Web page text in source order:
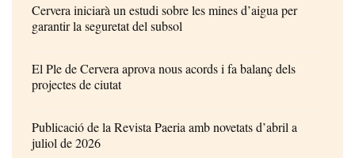
Cervera iniciarà un estudi sobre les mines d’aigua per
garantir la seguretat del subsol
El Ple de Cervera aprova nous acords i fa balanç dels
projectes de ciutat
Publicació de la Revista Paeria amb novetats d’abril a
juliol de 2026